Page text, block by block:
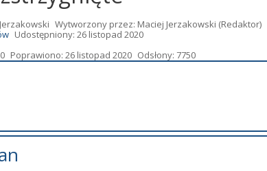
Wytworzony przez: Maciej Jerzakowski (Redaktor)
Udostępniony: 26 listopad 2020
Poprawiono: 26 listopad 2020 Odsłony: 7750